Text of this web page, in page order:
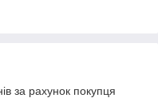
за рахунок покупця